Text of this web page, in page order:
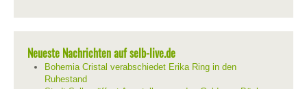
Neueste Nachrichten auf selb-live.de
Bohemia Cristal verabschiedet Erika Ring in den
Ruhestand